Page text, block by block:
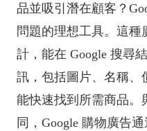
品並吸引潛在顧客？
問題的理想工具。這
計，能在 Google 搜尋
訊，包括圖片、名稱、
能快速找到所需商品。
同，Google 購物廣告